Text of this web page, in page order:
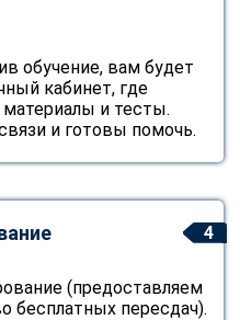
обучение, вам будет
кабинет, где
и тесты.
и готовы помочь.
4
(предоставляем
бесплатных пересдач).